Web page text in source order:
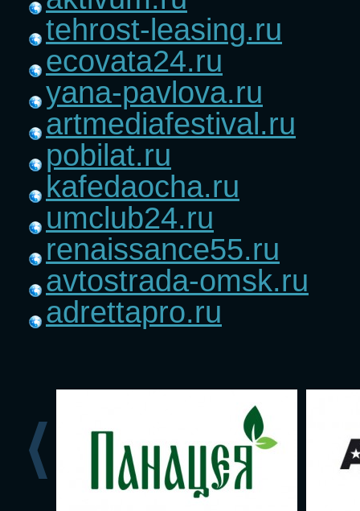
tehrost-leasing.ru
ecovata24.ru
yana-pavlova.ru
artmediafestival.ru
pobilat.ru
kafedaocha.ru
umclub24.ru
renaissance55.ru
avtostrada-omsk.ru
adrettapro.ru